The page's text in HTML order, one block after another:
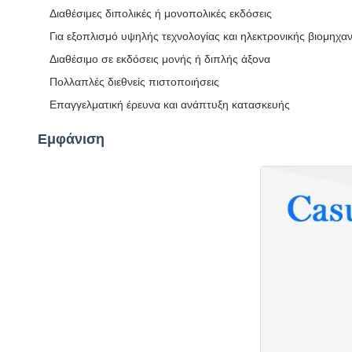
Διαθέσιμες διπολικές ή μονοπολικές εκδόσεις
Για εξοπλισμό υψηλής τεχνολογίας και ηλεκτρονικής
Διαθέσιμο σε εκδόσεις μονής ή διπλής άξονα
Πολλαπλές διεθνείς πιστοποιήσεις
Επαγγελματική έρευνα και ανάπτυξη κατασκευής
Εμφάνιση